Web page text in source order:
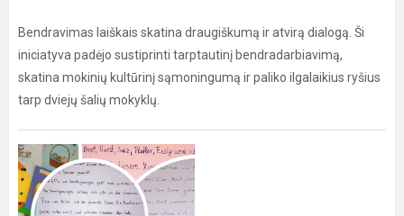
Bendravimas laiškais skatina draugiškumą ir atvirą dialogą. Ši
iniciatyva padėjo sustiprinti tarptautinį bendradarbiavimą,
skatina mokinių kultūrinį sąmoningumą ir paliko ilgalaikius ryšius
tarp dviejų šalių mokyklų.